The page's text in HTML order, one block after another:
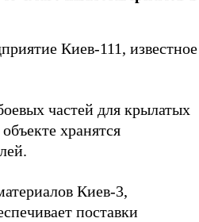
Киев-111, известное
частей для крылатых
хранятся
Киев-3,
поставки